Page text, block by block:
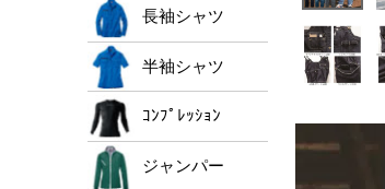
長袖シャツ
半袖シャツ
ｺﾝﾌﾟﾚｯｼｮﾝ
ジャンパー